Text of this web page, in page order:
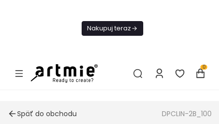
Nakupuj teraz
0
Späť do obchodu DPCLIN-2B_100